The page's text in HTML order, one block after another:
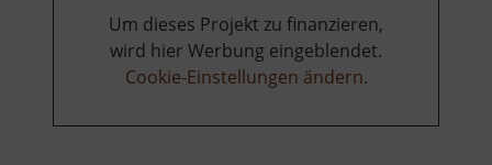
Um dieses Projekt zu finanzieren,
wird hier Werbung eingeblendet.
Cookie-Einstellungen ändern.